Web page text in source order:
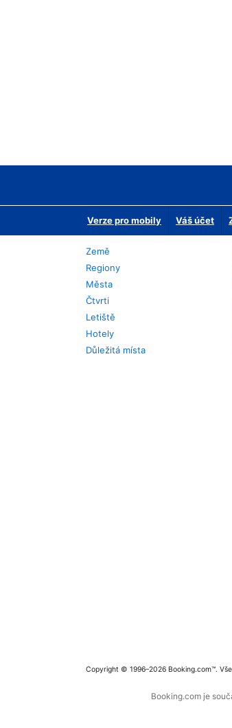
Verze pro mobily Váš účet
Země
Regiony
Města
Čtvrti
Letiště
Hotely
Důležitá místa
Copyright © 1996–2026 Booking.com™.
Booking.com je